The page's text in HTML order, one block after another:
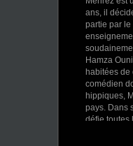
ans, il
partie par le
Hamza
habitées
comédien
hippiques,
pays. Dans
défie toutes
maëlstrom